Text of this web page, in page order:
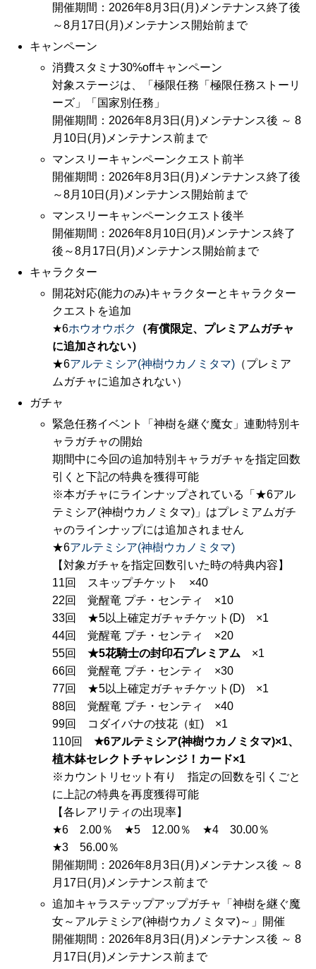
開催期間：2026年8月3日(月)メンテナンス終了後
～8月17日(月)メンテナンス開始前まで
キャンペーン
消費スタミナ30%offキャンペーン
対象ステージは、「極限任務「極限任務ストーリ
ーズ」「国家別任務」
開催期間：2026年8月3日(月)メンテナンス後 ～ 8
月10日(月)メンテナンス前まで
マンスリーキャンペーンクエスト前半
開催期間：2026年8月3日(月)メンテナンス終了後
～8月10日(月)メンテナンス開始前まで
マンスリーキャンペーンクエスト後半
開催期間：2026年8月10日(月)メンテナンス終了
後～8月17日(月)メンテナンス開始前まで
キャラクター
開花対応(能力のみ)キャラクターとキャラクター
クエストを追加
★6ホウオウボク
（有償限定、プレミアムガチャ
に追加されない）
★6アルテミシア(神樹ウカノミタマ) （プレミア
ムガチャに追加されない）
ガチャ
緊急任務イベント「神樹を継ぐ魔女」連動特別キ
ャラガチャの開始
期間中に今回の追加特別キャラガチャを指定回数
引くと下記の特典を獲得可能
※本ガチャにラインナップされている「★6アル
テミシア(神樹ウカノミタマ)」はプレミアムガチ
ャのラインナップには追加されません
★6アルテミシア(神樹ウカノミタマ)
【対象ガチャを指定回数引いた時の特典内容】
11回 スキップチケット ×40
22回 覚醒竜 プチ・センティ ×10
33回 ★5以上確定ガチャチケット(D) ×1
44回 覚醒竜 プチ・センティ ×20
55回 ★5花騎士の封印石プレミアム ×1
66回 覚醒竜 プチ・センティ ×30
77回 ★5以上確定ガチャチケット(D) ×1
88回 覚醒竜 プチ・センティ ×40
99回 コダイバナの技花（虹) ×1
110回 ★6アルテミシア(神樹ウカノミタマ)×1、
植木鉢セレクトチャレンジ！カード×1
※カウントリセット有り 指定の回数を引くごと
に上記の特典を再度獲得可能
【各レアリティの出現率】
★6 2.00％ ★5 12.00％ ★4 30.00％
★3 56.00％
開催期間：2026年8月3日(月)メンテナンス後 ～ 8
月17日(月)メンテナンス前まで
追加キャラステップアップガチャ「神樹を継ぐ魔
女～アルテミシア(神樹ウカノミタマ)～」開催
開催期間：2026年8月3日(月)メンテナンス後 ～ 8
月17日(月)メンテナンス前まで